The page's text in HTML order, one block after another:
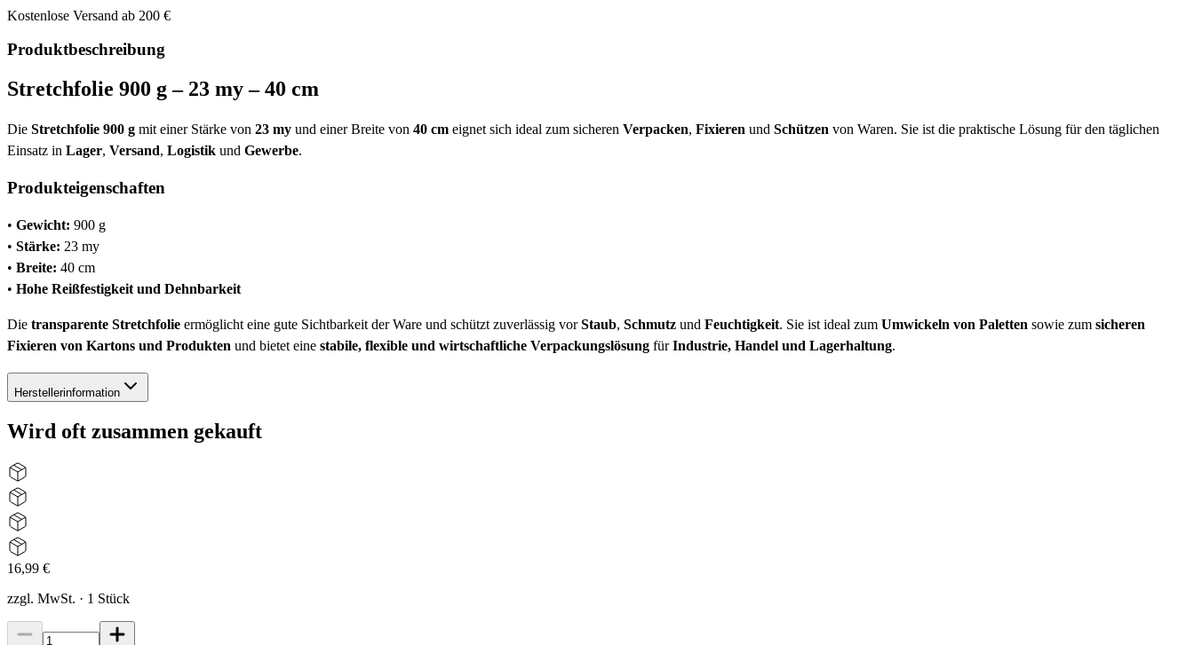
Kostenlose Versand ab 200 €
Produktbeschreibung
Stretchfolie 900 g – 23 my – 40 cm
Die Stretchfolie 900 g mit einer Stärke von 23 my und einer Breite von 40 cm eignet sich ideal zum sicheren Verpacken, Fixieren und Schützen von Waren. Sie ist die praktische Lösung für den täglichen
Einsatz in Lager, Versand, Logistik und Gewerbe.
Produkteigenschaften
• Gewicht: 900 g
• Stärke: 23 my
• Breite: 40 cm
• Hohe Reißfestigkeit und Dehnbarkeit
Die transparente Stretchfolie ermöglicht eine gute Sichtbarkeit der Ware und schützt zuverlässig vorStaub, Schmutz und Feuchtigkeit. Sie ist ideal zum Umwickeln von Paletten sowie zum sicheren
Fixieren von Kartons und Produkten und bietet eine stabile, flexible und wirtschaftliche Verpackungslösung fürIndustrie, Handel und Lagerhaltung.
Herstellerinformation
Wird oft zusammen gekauft
16,99 €
zzgl. MwSt. · 1 Stück